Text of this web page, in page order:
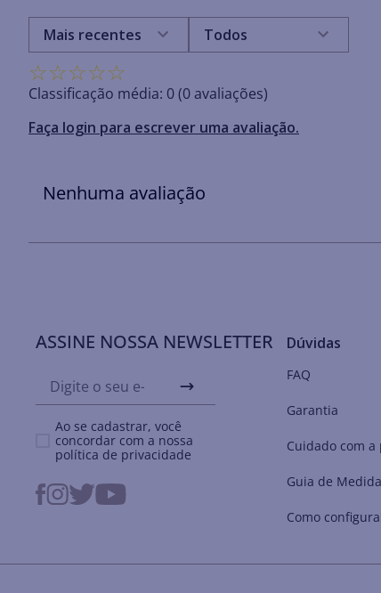
☆☆☆☆☆
Classificação média: 0(0 avaliações)
Faça login para escrever uma avaliação.
Mais recentes Todos
Nenhuma avaliação
ASSINE NOSSA NEWSLETTER
Ao se cadastrar, você
concordar com a nossa
política de privacidade
Dúvidas
FAQ
Garantia
Cuidado com a
Guia de
Como